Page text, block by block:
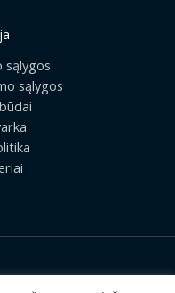
sąlygos
sąlygos
| UAB „Rilis“